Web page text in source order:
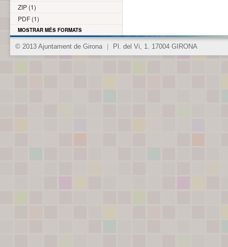
ZIP (1)
PDF (1)
MOSTRAR MÉS FORMATS
© 2013 Ajuntament de Girona Pl. del Vi, 1. 17004 GIRONA